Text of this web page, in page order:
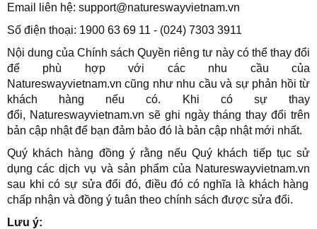
Email liên hệ: support@natureswayvietnam.vn
Số điện thoại: 1900 63 69 11 - (024) 7303 3911
Nội dung của Chính sách Quyền riêng tư này có thể thay đổi
để phù hợp với các nhu cầu của
Natureswayvietnam.vncũng như nhu cầu và sự phản hồi từ
khách hàng nếu có. Khi có sự thay
đổi, Natureswayvietnam.vn sẽ ghi ngày tháng thay đổi trên
bản cập nhật để bạn đảm bảo đó là bản cập nhật mới nhất.
Quý khách hàng đồng ý rằng nếu Quý khách tiếp tục sử
dụng các dịch vụ và sản phẩm của Natureswayvietnam.vn
sau khi có sự sửa đổi đó, điều đó có nghĩa là khách hàng
chấp nhận và đồng ý tuân theo chính sách được sửa đổi.
Lưu ý: